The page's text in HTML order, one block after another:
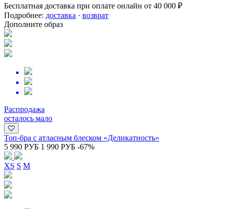
Бесплатная доставка при оплате онлайн от 40 000 ₽
Подробнее: доставка · возврат
Дополните образ
Распродажа
осталось мало
Топ-бра с атласным блеском «Деликатность»
5 990 РУБ 1 990 РУБ -67%
XS S M